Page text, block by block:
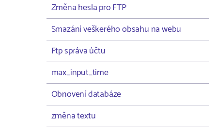
Změna hesla pro FTP
Smazání veškerého obsahu na webu
Ftp správa účtu
max_input_time
Obnovení databáze
změna textu